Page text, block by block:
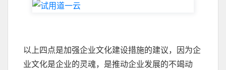
以上四点是加强企业文化建设措施的建议，因为企
业文化是企业的灵魂，是推动企业发展的不竭动